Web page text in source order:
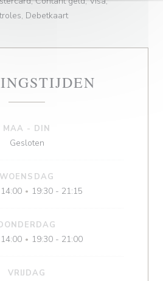
Debetkaart
MAA - DIN
Gesloten
WOENSDAG
• 19:30 - 21:15
• 19:30 - 21:00
VRIJDAG